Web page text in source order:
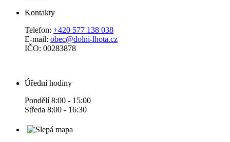
Kontakty
Telefon: +420 577 138 038
E-mail: obec@dolni-lhota.cz
IČO: 00283878
Úřední hodiny
Pondělí 8:00 - 15:00
Středa 8:00 - 16:30